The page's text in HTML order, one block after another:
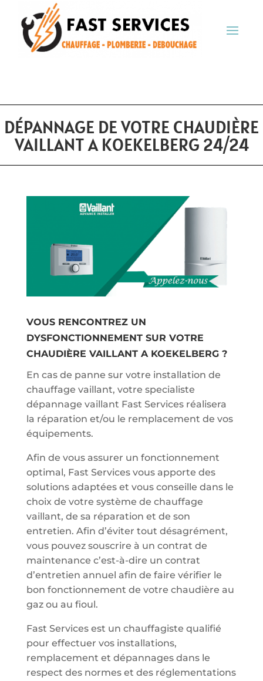
DÉPANNAGE DE VOTRE CHAUDIÈRE
VAILLANT A KOEKELBERG 24/24
VOUS RENCONTREZ UN
DYSFONCTIONNEMENT SUR VOTRE
CHAUDIÈRE VAILLANT A KOEKELBERG ?
En cas de panne sur votre installation de
chauffage vaillant, votre specialiste
dépannage vaillant Fast Services réalisera
la réparation et/ou le remplacement de vos
équipements.
Afin de vous assurer un fonctionnement
optimal, Fast Services vous apporte des
solutions adaptées et vous conseille dans le
choix de votre système de chauffage
vaillant, de sa réparation et de son
entretien. Afin d’éviter tout désagrément,
vous pouvez souscrire à un contrat de
maintenance c’est-à-dire un contrat
d’entretien annuel afin de faire vérifier le
bon fonctionnement de votre chaudière au
gaz ou au fioul.
Fast Services est un chauffagiste qualifié
pour effectuer vos installations,
remplacement et dépannages dans le
respect des normes et des réglementations